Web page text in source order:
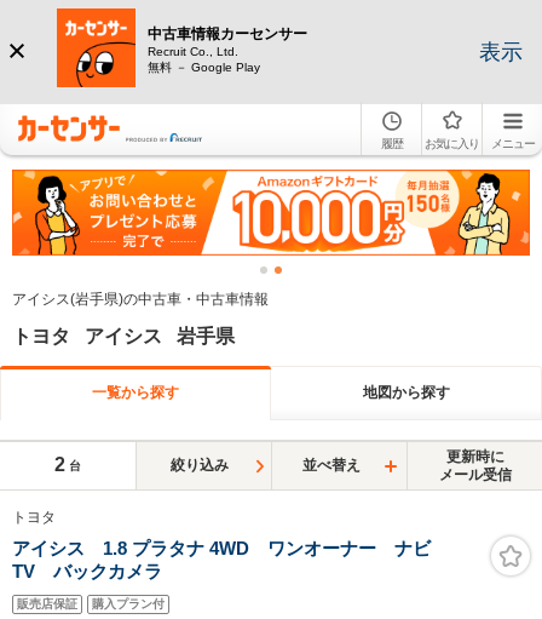
中古車情報カーセンサー
Recruit Co., Ltd.
無料 － Google Play
表示
履歴 お気に入り メニュー
アイシス(岩手県)の中古車・中古車情報
トヨタ アイシス 岩手県
一覧から探す 地図から探す
2 台 絞り込み 並べ替え
更新時に
メール受信
トヨタ
アイシス 1.8 プラタナ 4WD ワンオーナー ナビ
TV バックカメラ
販売店保証 購入プラン付